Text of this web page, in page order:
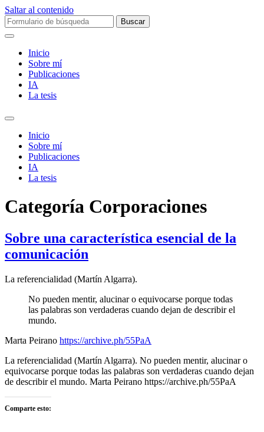
Saltar al contenido
Buscar:
Inicio
Sobre mí­
Publicaciones
IA
La tesis
Alternar
campo
búsqueda
Inicio
Sobre mí­
Publicaciones
IA
La tesis
Categoría Corporaciones
Sobre una característica esencial de la
comunicación
La referencialidad (Martín Algarra).
No pueden mentir, alucinar o equivocarse porque todas
las palabras son verdaderas cuando dejan de describir el
mundo.
Marta Peirano https://archive.ph/55PaA
La referencialidad (Martín Algarra). No pueden mentir, alucinar o
equivocarse porque todas las palabras son verdaderas cuando dejan
de describir el mundo. Marta Peirano https://archive.ph/55PaA
Comparte esto: